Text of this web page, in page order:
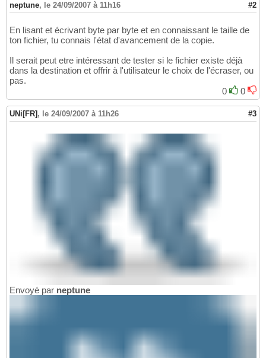
neptune, le 24/09/2007 à 11h16 #2
En lisant et écrivant byte par byte et en connaissant le taille de
ton fichier, tu connais l'état d'avancement de la copie.
Il serait peut etre intéressant de tester si le fichier existe déjà
dans la destination et offrir à l'utilisateur le choix de l'écraser, ou
pas.
0
0
UNi[FR] , le 24/09/2007 à 11h26 #3
Envoyé par neptune